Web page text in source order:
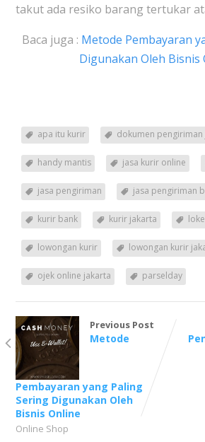
takut ada resiko barang tertukar
Baca juga : Metode Pembayaran
Digunakan Oleh Bisnis
apa itu kurir dokumen pengiriman
handy mantis jasa kurir online
jasa pengiriman jasa pengiriman
kurir bank kurir jakarta
lowongan kurir lowongan kurir
ojek online jakarta parselday
Previous Post
Metode
Pembayaran yang Paling
Sering Digunakan Oleh
Bisnis Online
Online Shop